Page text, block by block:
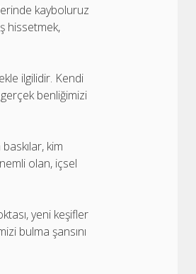
kayboluruz
hissetmek,
ilgilidir. Kendi
benliğimizi
kim
olan, içsel
yeni keşifler
bulma şansını